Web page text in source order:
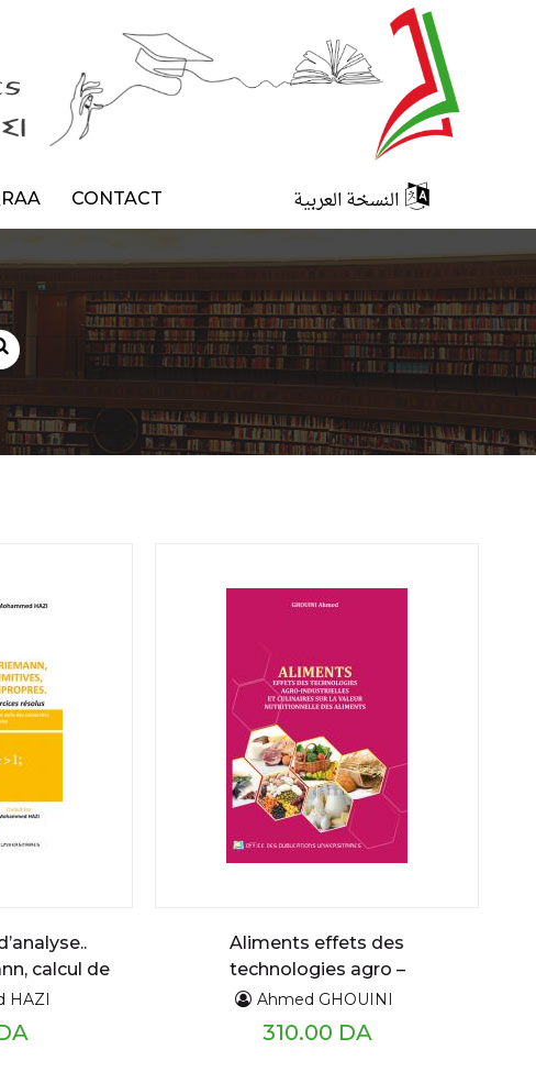
CONTACT النسخة العربية
calcul de
et
HAZI
Aliments effets des
technologies agro –
industrielles et culinaires sur la
valeur nutritionnelle des
Ahmed GHOUINI
310.00 DA